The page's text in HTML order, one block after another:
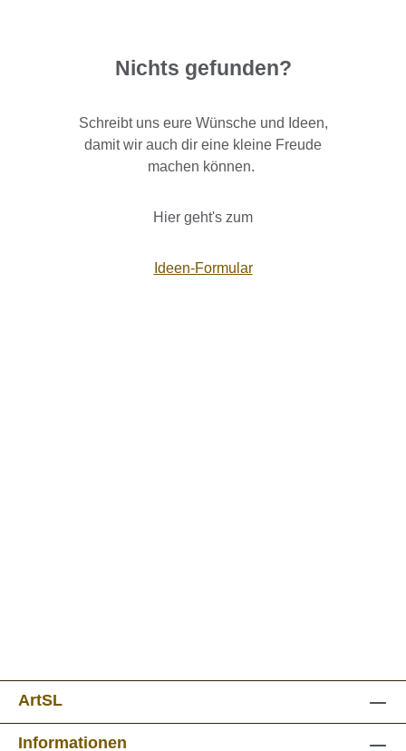
Nichts gefunden?
Schreibt uns eure Wünsche und Ideen,
damit wir auch dir eine kleine Freude
machen können.
Hier geht's zum
Ideen-Formular
ArtSL
Informationen